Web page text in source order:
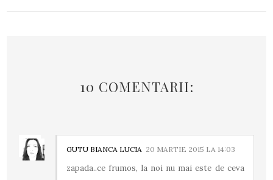
10 COMENTARII:
GUTU BIANCA LUCIA 20 MARTIE 2015 LA 14:03
zapada..ce frumos, la noi nu mai este de ceva